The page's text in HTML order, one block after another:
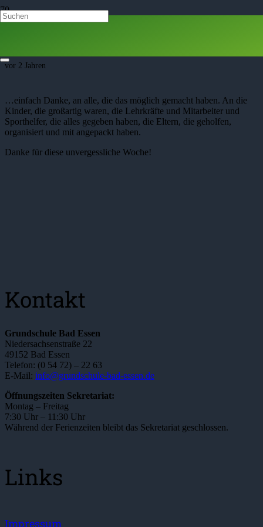
vor 2 Jahren
…einfach Danke, an alle, die das möglich gemacht haben. An die
Kinder, die großartig waren, die Lehrkräfte und Mitarbeiter und
Sporthelfer, die alles gegeben haben, die Eltern, die geholfen,
organisiert und mit angepackt haben.
Danke für diese unvergessliche Woche!
Kontakt
Grundschule Bad Essen
Niedersachsenstraße 22
49152 Bad Essen
Telefon: (0 54 72) – 22 63
E-Mail: info@grundschule-bad-essen.de
Öffnungszeiten Sekretariat:
Montag – Freitag
7:30 Uhr – 11:30 Uhr
Während der Ferienzeiten bleibt das Sekretariat geschlossen.
Links
Impressum